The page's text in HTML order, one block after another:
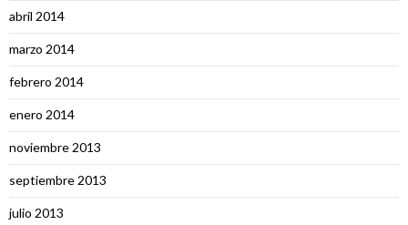
abril 2014
marzo 2014
febrero 2014
enero 2014
noviembre 2013
septiembre 2013
julio 2013